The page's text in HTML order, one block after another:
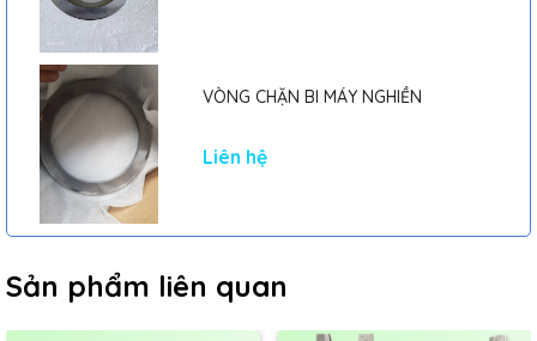
VÒNG CHẶN BI MÁY NGHIỀN
Liên hệ
Sản phẩm liên quan